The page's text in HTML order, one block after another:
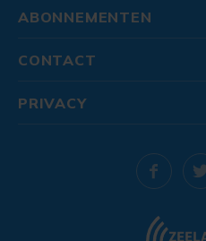
ABONNEMENTEN
CONTACT
PRIVACY